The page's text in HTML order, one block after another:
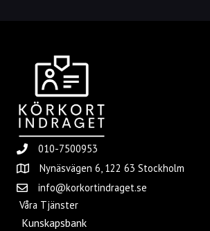
010-7500953
Nynäsvägen 6, 122 63 Stockholm
info@korkortindraget.se
Våra Tjänster
Kunskapsbank